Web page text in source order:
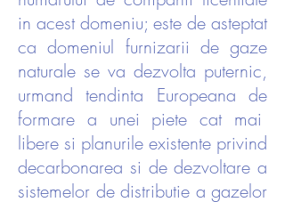
in acest domeniu; este de asteptat
ca domeniul furnizarii de gaze
naturale se va dezvolta puternic,
urmand tendinta Europeana de
formare a unei piete cat mai
libere si planurile existente privind
decarbonarea si de dezvoltare a
sistemelor de distributie a gazelor